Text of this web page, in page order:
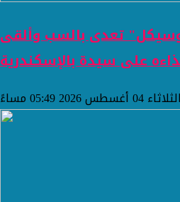
تعدى بالسب وألقى
على سيدة بالإسكندرية
الثلاثاء 04 أغسطس 2026 05:49 مساءً